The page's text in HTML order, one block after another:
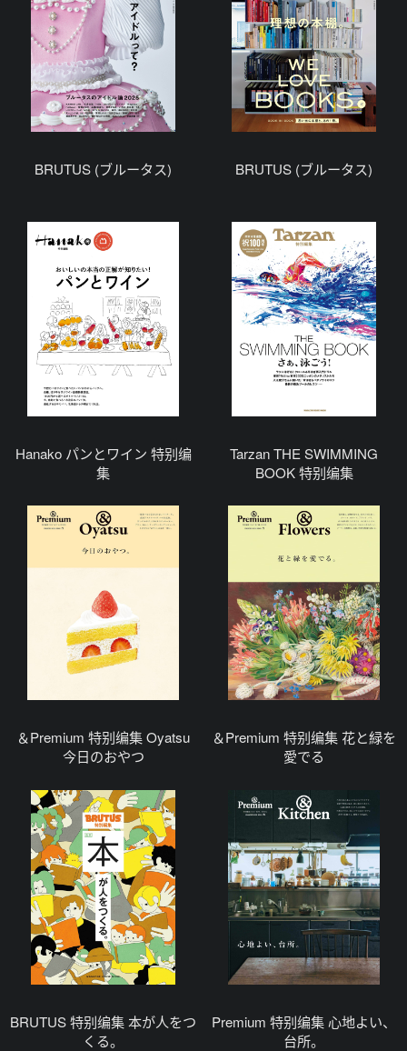
BRUTUS (ブルータス) BRUTUS (ブルータス)
Hanako パンとワイン 特别编
集
Tarzan THE SWIMMING
BOOK 特别编集
＆Premium 特别编集 Oyatsu
今日のおやつ
＆Premium 特别编集 花と緑を
愛でる
BRUTUS 特别编集 本が人をつ
くる。
Premium 特别编集 心地よい、
台所。